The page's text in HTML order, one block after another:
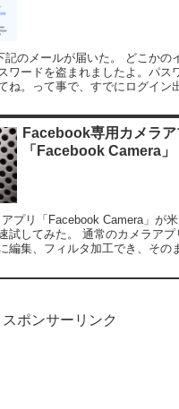
記のメールが届いた。 どこかの
ワードを盗まれましたよ。パス
ね。って事で、すでにログイン
Facebook専用カメラア
「Facebook Camera」
プリ「Facebook Camera」が
試してみた。 通常のカメラアプ
編集、フィルタ加工でき、その
スポンサーリンク